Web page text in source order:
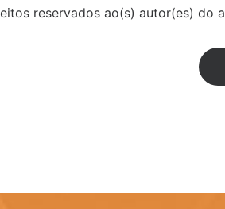
reservados ao(s) autor(es) do